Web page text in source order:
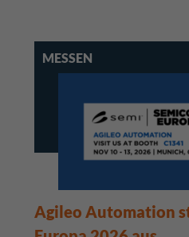
MESSEN
Agileo Automation